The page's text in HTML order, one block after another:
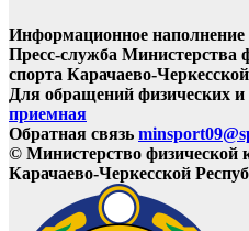
Информационное наполнение
Пресс-служба Министерства
спорта Карачаево-
Для обращений физических
приемная
Обратная связь
© Министерство физической
Карачаево-Черкесской